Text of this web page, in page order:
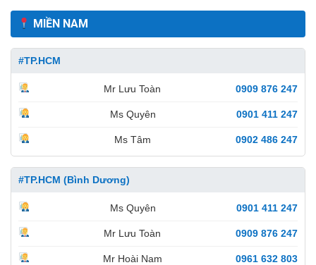
MIỀN NAM
#TP.HCM
Mr Lưu Toàn 0909 876 247
Ms Quyên 0901 411 247
Ms Tâm 0902 486 247
#TP.HCM (Bình Dương)
Ms Quyên 0901 411 247
Mr Lưu Toàn 0909 876 247
Mr Hoài Nam 0961 632 803